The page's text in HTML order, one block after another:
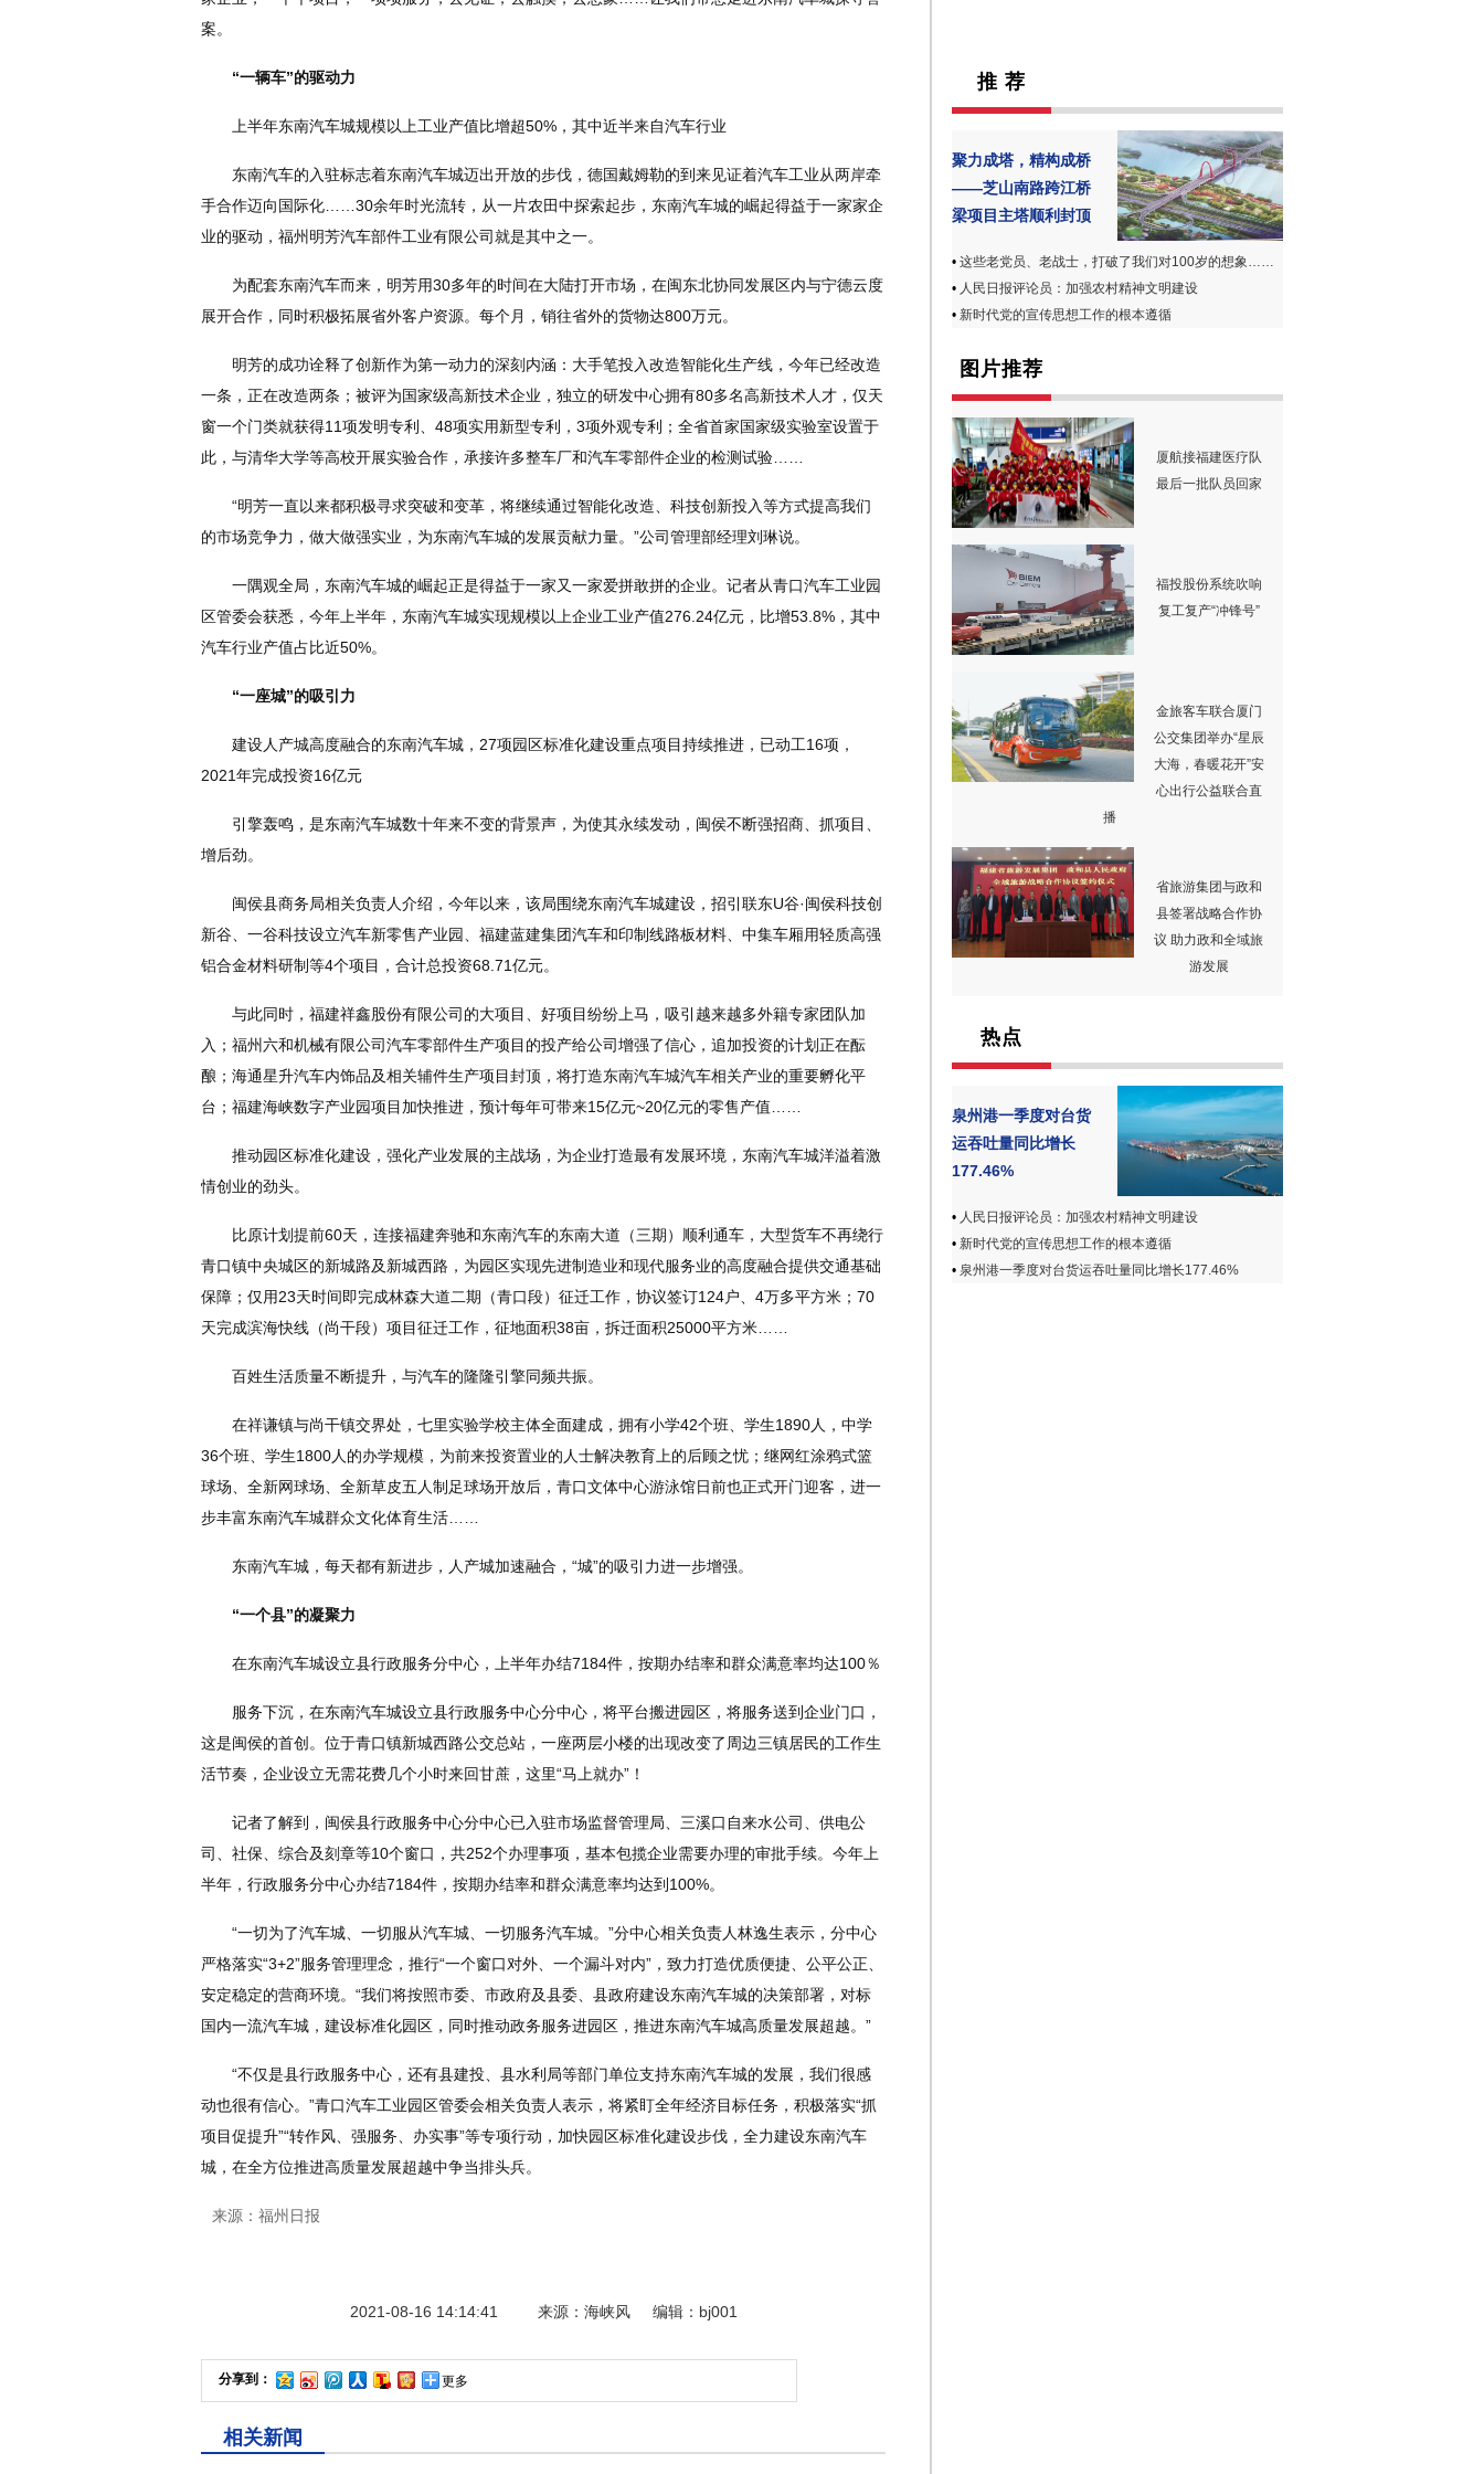
案。
“一辆车”的驱动力
上半年东南汽车城规模以上工业产值比增超50%，其中近半来自汽车行业
东南汽车的入驻标志着东南汽车城迈出开放的步伐，德国戴姆勒的到来见证着汽车工业从两岸牵
手合作迈向国际化……30余年时光流转，从一片农田中探索起步，东南汽车城的崛起得益于一家家企
业的驱动，福州明芳汽车部件工业有限公司就是其中之一。
为配套东南汽车而来，明芳用30多年的时间在大陆打开市场，在闽东北协同发展区内与宁德云度
展开合作，同时积极拓展省外客户资源。每个月，销往省外的货物达800万元。
明芳的成功诠释了创新作为第一动力的深刻内涵：大手笔投入改造智能化生产线，今年已经改造
一条，正在改造两条；被评为国家级高新技术企业，独立的研发中心拥有80多名高新技术人才，仅天
窗一个门类就获得11项发明专利、48项实用新型专利，3项外观专利；全省首家国家级实验室设置于
此，与清华大学等高校开展实验合作，承接许多整车厂和汽车零部件企业的检测试验……
“明芳一直以来都积极寻求突破和变革，将继续通过智能化改造、科技创新投入等方式提高我们
的市场竞争力，做大做强实业，为东南汽车城的发展贡献力量。”公司管理部经理刘琳说。
一隅观全局，东南汽车城的崛起正是得益于一家又一家爱拼敢拼的企业。记者从青口汽车工业园
区管委会获悉，今年上半年，东南汽车城实现规模以上企业工业产值276.24亿元，比增53.8%，其中
汽车行业产值占比近50%。
“一座城”的吸引力
建设人产城高度融合的东南汽车城，27项园区标准化建设重点项目持续推进，已动工16项，
2021年完成投资16亿元
引擎轰鸣，是东南汽车城数十年来不变的背景声，为使其永续发动，闽侯不断强招商、抓项目、
增后劲。
闽侯县商务局相关负责人介绍，今年以来，该局围绕东南汽车城建设，招引联东U谷·闽侯科技创
新谷、一谷科技设立汽车新零售产业园、福建蓝建集团汽车和印制线路板材料、中集车厢用轻质高强
铝合金材料研制等4个项目，合计总投资68.71亿元。
与此同时，福建祥鑫股份有限公司的大项目、好项目纷纷上马，吸引越来越多外籍专家团队加
入；福州六和机械有限公司汽车零部件生产项目的投产给公司增强了信心，追加投资的计划正在酝
酿；海通星升汽车内饰品及相关辅件生产项目封顶，将打造东南汽车城汽车相关产业的重要孵化平
台；福建海峡数字产业园项目加快推进，预计每年可带来15亿元~20亿元的零售产值……
推动园区标准化建设，强化产业发展的主战场，为企业打造最有发展环境，东南汽车城洋溢着激
情创业的劲头。
比原计划提前60天，连接福建奔驰和东南汽车的东南大道（三期）顺利通车，大型货车不再绕行
青口镇中央城区的新城路及新城西路，为园区实现先进制造业和现代服务业的高度融合提供交通基础
保障；仅用23天时间即完成林森大道二期（青口段）征迁工作，协议签订124户、4万多平方米；70
天完成滨海快线（尚干段）项目征迁工作，征地面积38亩，拆迁面积25000平方米……
百姓生活质量不断提升，与汽车的隆隆引擎同频共振。
在祥谦镇与尚干镇交界处，七里实验学校主体全面建成，拥有小学42个班、学生1890人，中学
36个班、学生1800人的办学规模，为前来投资置业的人士解决教育上的后顾之忧；继网红涂鸦式篮
球场、全新网球场、全新草皮五人制足球场开放后，青口文体中心游泳馆日前也正式开门迎客，进一
步丰富东南汽车城群众文化体育生活……
东南汽车城，每天都有新进步，人产城加速融合，“城”的吸引力进一步增强。
“一个县”的凝聚力
在东南汽车城设立县行政服务分中心，上半年办结7184件，按期办结率和群众满意率均达100％
服务下沉，在东南汽车城设立县行政服务中心分中心，将平台搬进园区，将服务送到企业门口，
这是闽侯的首创。位于青口镇新城西路公交总站，一座两层小楼的出现改变了周边三镇居民的工作生
活节奏，企业设立无需花费几个小时来回甘蔗，这里“马上就办”！
记者了解到，闽侯县行政服务中心分中心已入驻市场监督管理局、三溪口自来水公司、供电公
司、社保、综合及刻章等10个窗口，共252个办理事项，基本包揽企业需要办理的审批手续。今年上
半年，行政服务分中心办结7184件，按期办结率和群众满意率均达到100%。
“一切为了汽车城、一切服从汽车城、一切服务汽车城。”分中心相关负责人林逸生表示，分中心
严格落实“3+2”服务管理理念，推行“一个窗口对外、一个漏斗对内”，致力打造优质便捷、公平公正、
安定稳定的营商环境。“我们将按照市委、市政府及县委、县政府建设东南汽车城的决策部署，对标
国内一流汽车城，建设标准化园区，同时推动政务服务进园区，推进东南汽车城高质量发展超越。”
“不仅是县行政服务中心，还有县建投、县水利局等部门单位支持东南汽车城的发展，我们很感
动也很有信心。”青口汽车工业园区管委会相关负责人表示，将紧盯全年经济目标任务，积极落实“抓
项目促提升”“转作风、强服务、办实事”等专项行动，加快园区标准化建设步伐，全力建设东南汽车
城，在全方位推进高质量发展超越中争当排头兵。
来源：福州日报
2021-08-16 14:14:41 来源：海峡风 编辑：bj001
分享到： 更多
相关新闻
推 荐
聚力成塔，精构成桥
——芝山南路跨江桥
梁项目主塔顺利封顶
• 这些老党员、老战士，打破了我们对100岁的想象……
• 人民日报评论员：加强农村精神文明建设
• 新时代党的宣传思想工作的根本遵循
图片推荐
厦航接福建医疗队
最后一批队员回家
福投股份系统吹响
复工复产“冲锋号”
金旅客车联合厦门
公交集团举办“星辰
大海，春暖花开”安
心出行公益联合直
播
省旅游集团与政和
县签署战略合作协
议 助力政和全域旅
游发展
热点
泉州港一季度对台货
运吞吐量同比增长
177.46%
• 人民日报评论员：加强农村精神文明建设
• 新时代党的宣传思想工作的根本遵循
• 泉州港一季度对台货运吞吐量同比增长177.46%